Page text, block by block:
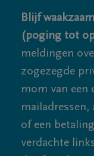
Blijf
(poging tot
meldingen
zogezegde
mom van een
mailadressen,
of een
verdachte